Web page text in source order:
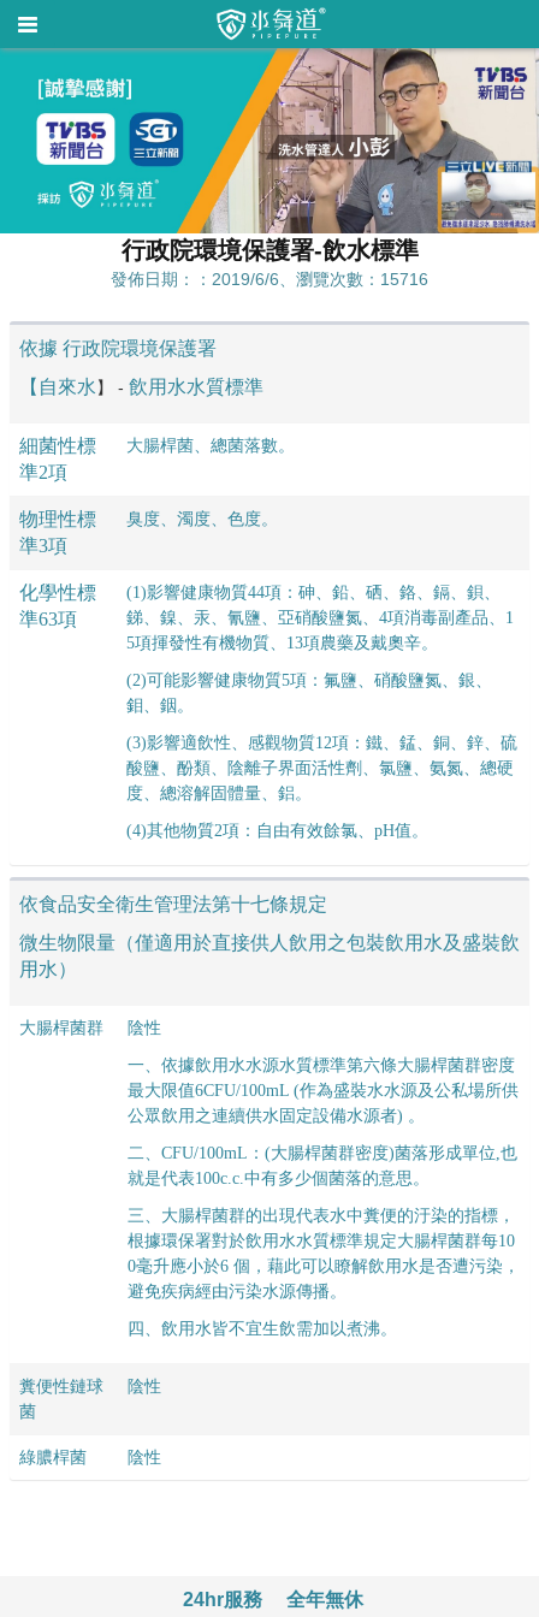
行政院環境保護署-飲水標準
發佈日期：：2019/6/6、瀏覽次數：15716
依據 行政院環境保護署
【 自來水】 - 飲用水水質標準
細菌性標
準2項
大腸桿菌、總菌落數。
物理性標
準3項
臭度、濁度、色度。
化學性標
準63項
(1)影響健康物質44項：砷、鉛、硒、鉻、鎘、鋇、
銻、鎳、汞、氰鹽、亞硝酸鹽氮、4項消毒副產品、1
5項揮發性有機物質、13項農藥及戴奧辛。
(2)可能影響健康物質5項：氟鹽、硝酸鹽氮、銀、
鉬、銦。
(3)影響適飲性、感觀物質12項：鐵、錳、銅、鋅、硫
酸鹽、酚類、陰離子界面活性劑、氯鹽、氨氮、總硬
度、總溶解固體量、鋁。
(4)其他物質2項：自由有效餘氯、pH值。
依食品安全衛生管理法第十七條規定
微生物限量（僅適用於直接供人飲用之包裝飲用水及盛裝飲
用水）
大腸桿菌群 陰性
一、依據飲用水水源水質標準第六條大腸桿菌群密度
最大限值6CFU/100mL (作為盛裝水水源及公私場所供
公眾飲用之連續供水固定設備水源者) 。
二、CFU/100mL：(大腸桿菌群密度)菌落形成單位,也
就是代表100c.c.中有多少個菌落的意思。
三、大腸桿菌群的出現代表水中糞便的汙染的指標，
根據環保署對於飲用水水質標準規定大腸桿菌群每10
0毫升應小於6 個，藉此可以瞭解飲用水是否遭污染，
避免疾病經由污染水源傳播。
四、飲用水皆不宜生飲需加以煮沸。
糞便性鏈球
菌
陰性
綠膿桿菌 陰性
24hr服務 全年無休